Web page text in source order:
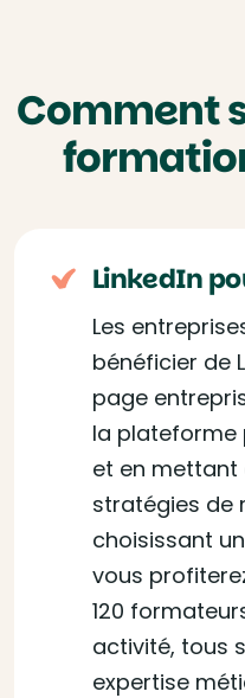
Comment
LinkedIn
Les
bénéficier de
page
la plateforme
et en
stratégies de
choisissant
vous
120
activité, tous
expertise